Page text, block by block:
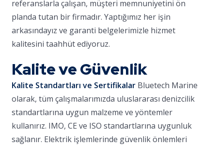
referanslarla çalışan, müşteri memnuniyetini ön
planda tutan bir firmadır. Yaptığımız her işin
arkasındayız ve garanti belgelerimizle hizmet
kalitesini taahhüt ediyoruz.
Kalite ve Güvenlik
Kalite Standartları ve Sertifikalar Bluetech Marine
olarak, tüm çalışmalarımızda uluslararası denizcilik
standartlarına uygun malzeme ve yöntemler
kullanırız. IMO, CE ve ISO standartlarına uygunluk
sağlanır. Elektrik işlemlerinde güvenlik önlemleri